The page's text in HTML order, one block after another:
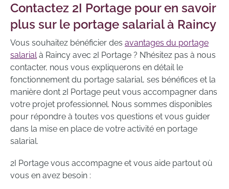
Contactez 2I Portage pour en savoir
plus sur le portage salarial à Raincy
Vous souhaitez bénéficier des avantages du portage
salarialà Raincy avec 2I Portage ? N’hésitez pas à nous
contacter, nous vous expliquerons en détail le
fonctionnement du portage salarial, ses bénéfices et la
manière dont 2I Portage peut vous accompagner dans
votre projet professionnel. Nous sommes disponibles
pour répondre à toutes vos questions et vous guider
dans la mise en place de votre activité en portage
salarial.
2I Portage vous accompagne et vous aide partout où
vous en avez besoin :